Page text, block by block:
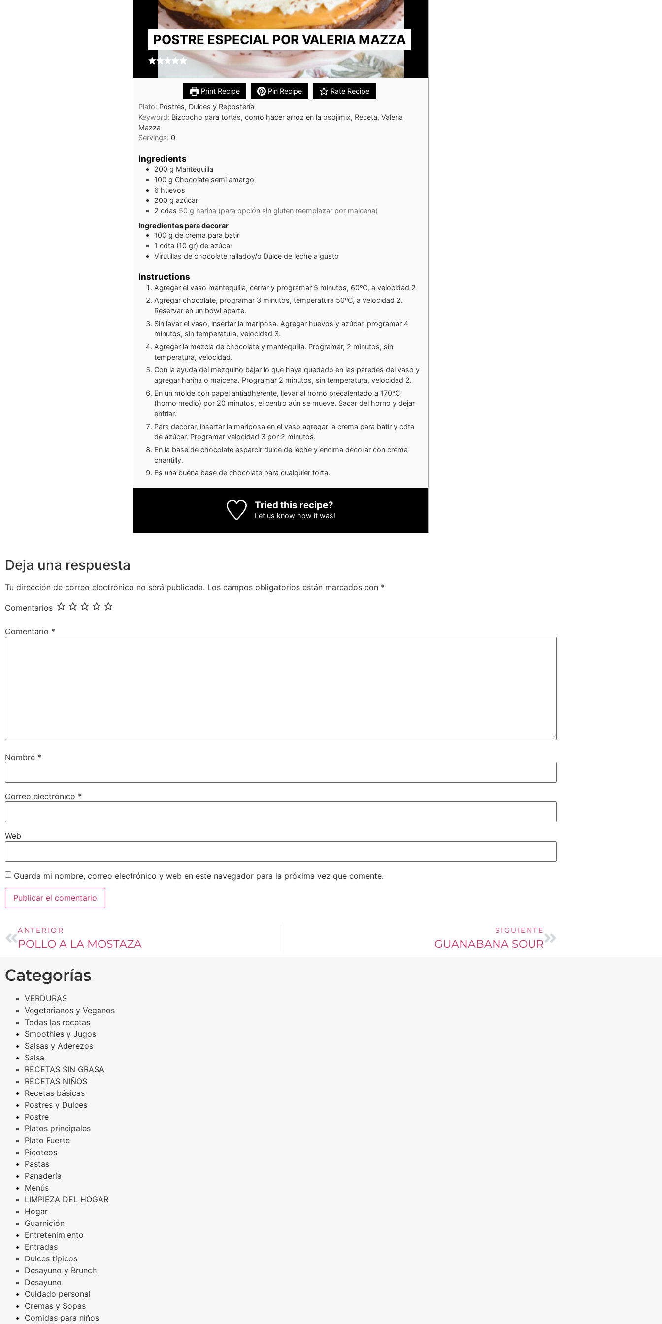
POSTRE ESPECIAL POR VALERIA MAZZA
Print Recipe Pin Recipe
Rate Recipe
Plato: Postres, Dulces y Repostería
Keyword: Bizcocho para tortas, como hacer arroz en la osojimix, Receta, Valeria
Mazza
Servings: 0
Ingredients
200 g Mantequilla
100 g Chocolate semi amargo
6 huevos
200 g azúcar
2 cdas 50 g harina (para opción sin gluten reemplazar por maicena)
Ingredientes para decorar
100 g de crema para batir
1 cdta (10 gr) de azúcar
Virutillas de chocolate ralladoy/o Dulce de leche a gusto
Instructions
Agregar el vaso mantequilla, cerrar y programar 5 minutos, 60ºC, a velocidad 2
Agregar chocolate, programar 3 minutos, temperatura 50ºC, a velocidad 2.
Reservar en un bowl aparte.
Sin lavar el vaso, insertar la mariposa. Agregar huevos y azúcar, programar 4
minutos, sin temperatura, velocidad 3.
Agregar la mezcla de chocolate y mantequilla. Programar, 2 minutos, sin
temperatura, velocidad.
Con la ayuda del mezquino bajar lo que haya quedado en las paredes del vaso y
agregar harina o maicena. Programar 2 minutos, sin temperatura, velocidad 2.
En un molde con papel antiadherente, llevar al horno precalentado a 170ºC
(horno medio) por 20 minutos, el centro aún se mueve. Sacar del horno y dejar
enfriar.
Para decorar, insertar la mariposa en el vaso agregar la crema para batir y cdta
de azúcar. Programar velocidad 3 por 2 minutos.
En la base de chocolate esparcir dulce de leche y encima decorar con crema
chantilly.
Es una buena base de chocolate para cualquier torta.
Tried this recipe?
Let us know how it was!
Deja una respuesta
Tu dirección de correo electrónico no será publicada. Los campos obligatorios están marcados con *
Comentarios
Comentario *
Nombre *
Correo electrónico *
Web
Guarda mi nombre, correo electrónico y web en este navegador para la próxima vez que comente.
ANTERIOR
POLLO A LA MOSTAZA
SIGUIENTE
GUANABANA SOUR
Categorías
VERDURAS
Vegetarianos y Veganos
Todas las recetas
Smoothies y Jugos
Salsas y Aderezos
Salsa
RECETAS SIN GRASA
RECETAS NIÑOS
Recetas básicas
Postres y Dulces
Postre
Platos principales
Plato Fuerte
Picoteos
Pastas
Panadería
Menús
LIMPIEZA DEL HOGAR
Hogar
Guarnición
Entretenimiento
Entradas
Dulces típicos
Desayuno y Brunch
Desayuno
Cuidado personal
Cremas y Sopas
Comidas para niños